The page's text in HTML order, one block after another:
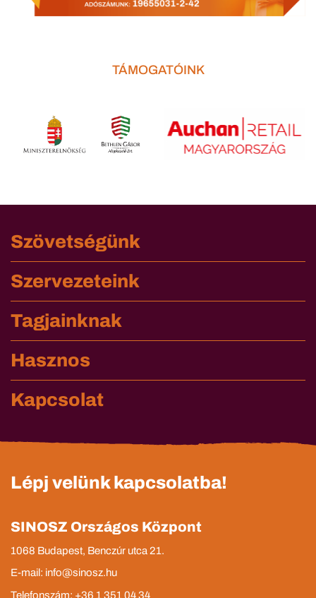
TÁMOGATÓINK
Szövetségünk
Szervezeteink
Tagjainknak
Hasznos
Kapcsolat
Lépj velünk kapcsolatba!
SINOSZ Országos Központ
1068 Budapest, Benczúr utca 21.
E-mail: info@sinosz.hu
Telefonszám: +36 1 351 04 34